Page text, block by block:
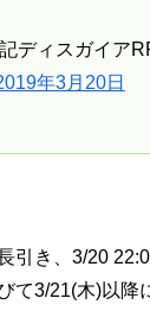
ディスガイア
年3月20日
引き、3/20
て3/21(木)以降